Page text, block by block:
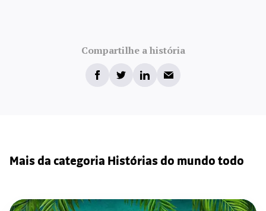
Compartilhe a história
Mais da categoria Histórias do mundo todo